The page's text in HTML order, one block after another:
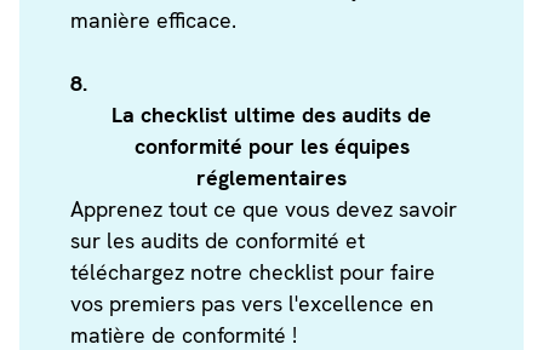
manière efficace.
8.
La checklist ultime des audits de
conformité pour les équipes
réglementaires
Apprenez tout ce que vous devez savoir
sur les audits de conformité et
téléchargez notre checklist pour faire
vos premiers pas vers l'excellence en
matière de conformité !